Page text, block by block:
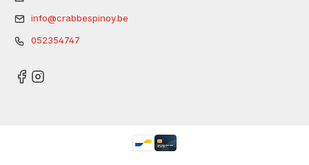
info@crabbespinoy.be
052354747